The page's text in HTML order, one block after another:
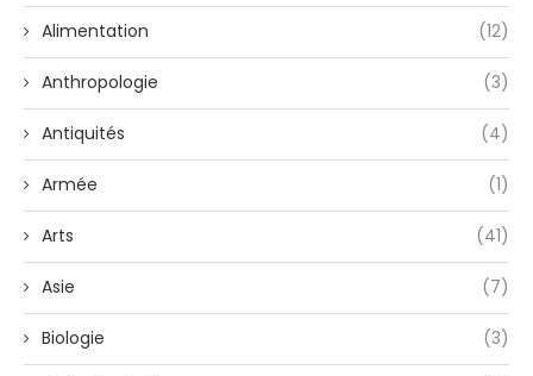
Alimentation (12)
Anthropologie (3)
Antiquités (4)
Armée (1)
Arts (41)
Asie (7)
Biologie (3)